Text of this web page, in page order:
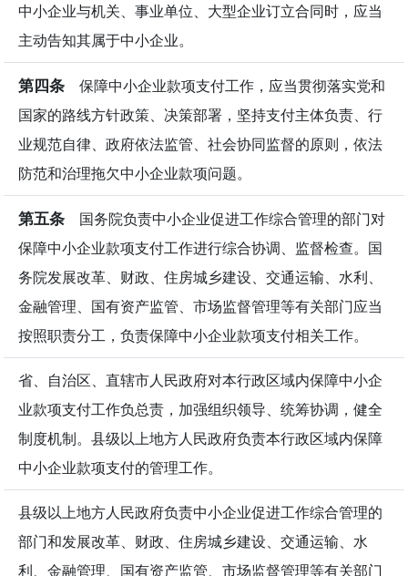
中小企业与机关、事业单位、大型企业订立合同时，应当
主动告知其属于中小企业。
第四条 保障中小企业款项支付工作，应当贯彻落实党和
国家的路线方针政策、决策部署，坚持支付主体负责、行
业规范自律、政府依法监管、社会协同监督的原则，依法
防范和治理拖欠中小企业款项问题。
第五条 国务院负责中小企业促进工作综合管理的部门对
保障中小企业款项支付工作进行综合协调、监督检查。国
务院发展改革、财政、住房城乡建设、交通运输、水利、
金融管理、国有资产监管、市场监督管理等有关部门应当
按照职责分工，负责保障中小企业款项支付相关工作。
省、自治区、直辖市人民政府对本行政区域内保障中小企
业款项支付工作负总责，加强组织领导、统筹协调，健全
制度机制。县级以上地方人民政府负责本行政区域内保障
中小企业款项支付的管理工作。
县级以上地方人民政府负责中小企业促进工作综合管理的
部门和发展改革、财政、住房城乡建设、交通运输、水
利、金融管理、国有资产监管、市场监督管理等有关部门